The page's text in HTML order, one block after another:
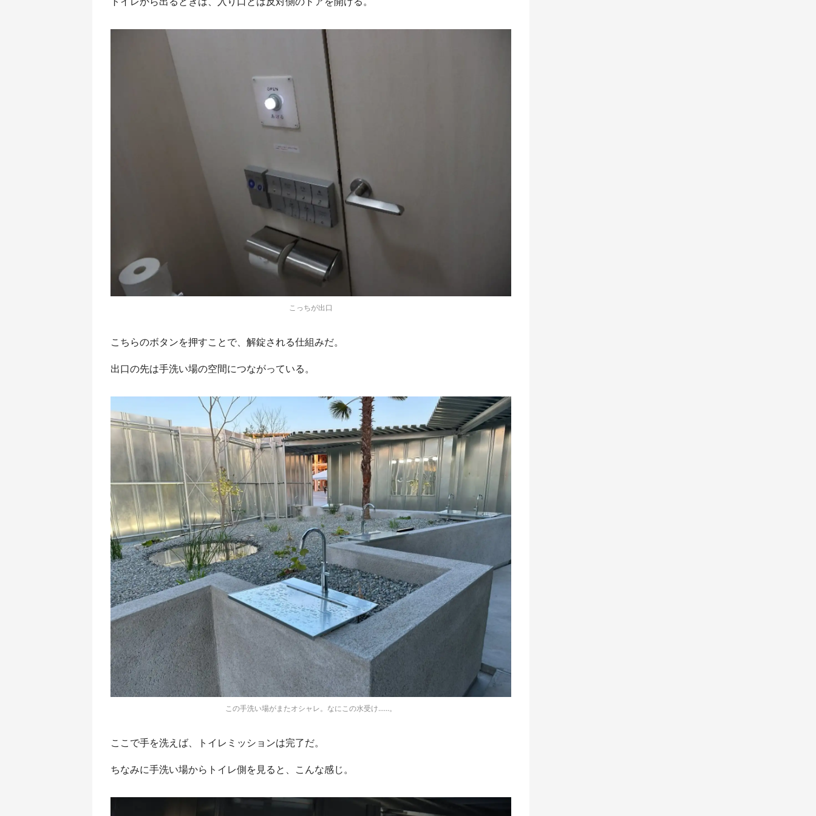
こっちが出口
こちらのボタンを押すことで、解錠される仕組みだ。
出口の先は手洗い場の空間につながっている。
この手洗い場がまたオシャレ。なにこの水受け......。
ここで手を洗えば、トイレミッションは完了だ。
ちなみに手洗い場からトイレ側を見ると、こんな感じ。